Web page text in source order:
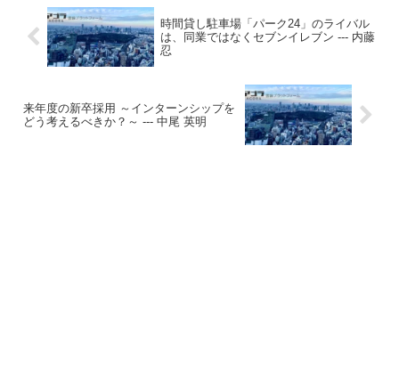
時間貸し駐車場「パーク24」のライバル
は、同業ではなくセブンイレブン --- 内藤
忍
来年度の新卒採用 ～インターンシップを
どう考えるべきか？～ --- 中尾 英明